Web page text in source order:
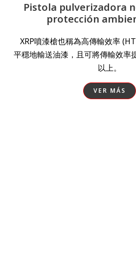
Pistola pulverizadora
protección
XRP噴漆槍也稱為高傳輸效率
平穩地輸送油漆，且可將傳輸效率
以上。
VER MÁS